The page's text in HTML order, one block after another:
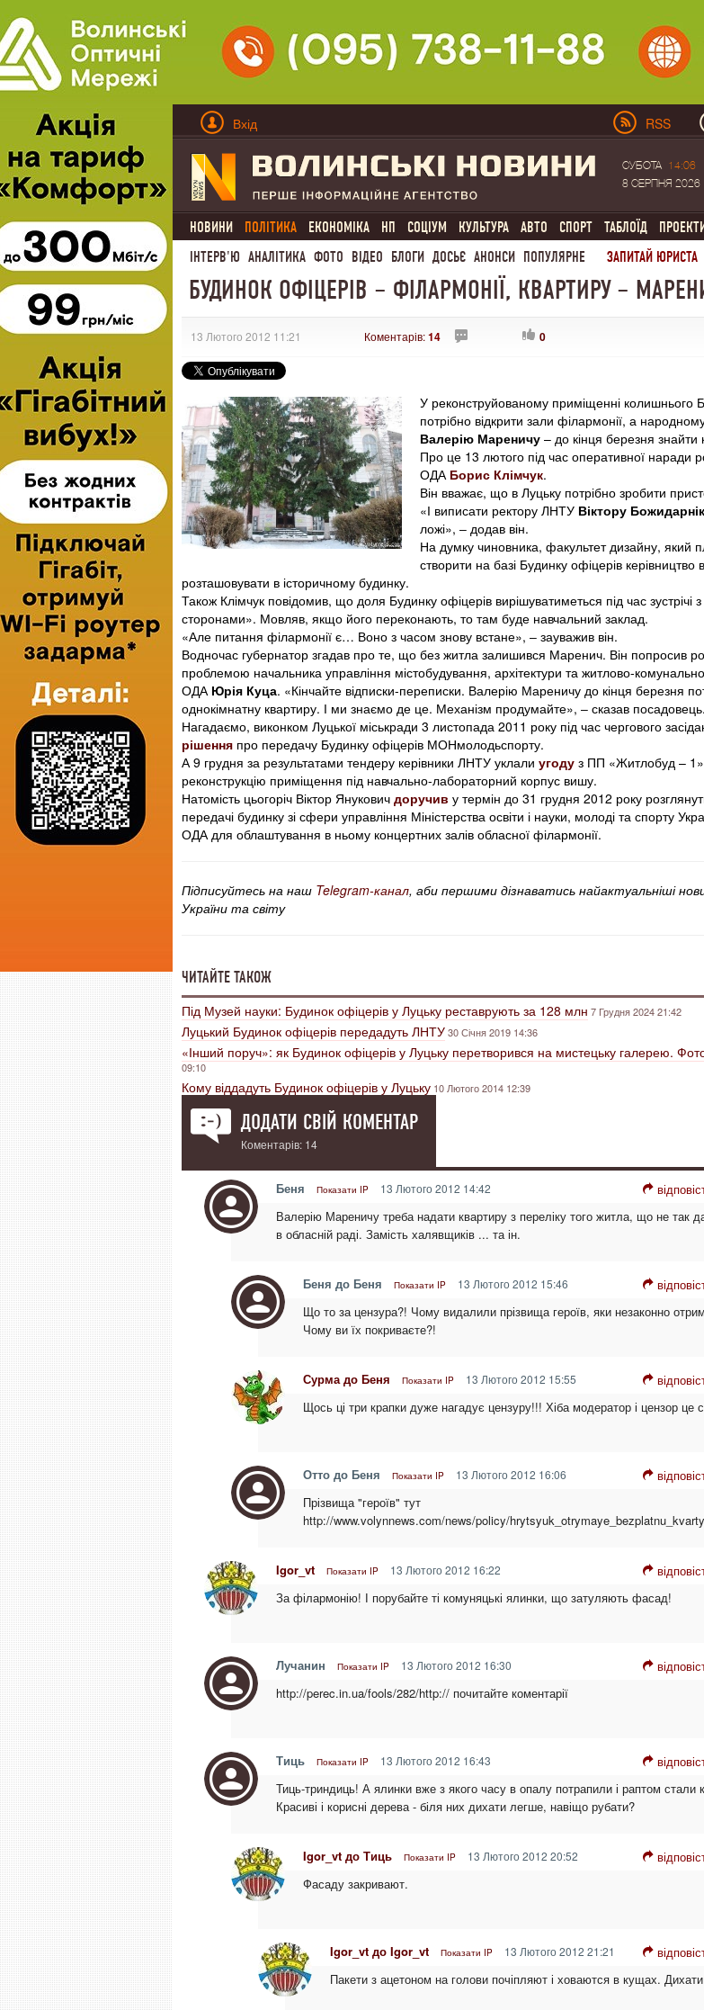
Вхід RSS
СУБОТА
14:06
8 СЕРПНЯ 2026
НОВИНИ ПОЛІТИКА ЕКОНОМІКА НП СОЦІУМ КУЛЬТУРА АВТО СПОРТ ТАБЛОЇД
ІНТЕРВ'Ю АНАЛІТИКА ФОТО ВІДЕО БЛОГИ ДОСЬЄ АНОНСИ ПОПУЛЯРНЕ ЗАПИТАЙ ЮРИСТА
БУДИНОК ОФІЦЕРІВ – ФІЛАРМОНІЇ, КВАРТИРУ –
13 Лютого 2012 11:21 Коментарів:14 0
У реконструйованому приміщенні колишнього
потрібно відкрити зали філармонії, а
Валерію Мареничу – до кінця березня знайти
Про це 13 лютого під час оперативної наради
ОДА Борис Клімчук.
Він вважає, що в Луцьку потрібно зробити
«І виписати ректору ЛНТУ Віктору
ложі», ‒ додав він.
На думку чиновника, факультет дизайну, який
створити на базі Будинку офіцерів
розташовувати в історичному будинку.
Також Клімчук повідомив, що доля Будинку офіцерів вирішуватиметься під час зустрічі
сторонами». Мовляв, якщо його переконають, то там буде навчальний заклад.
«Але питання філармонії є… Воно з часом знову встане», ‒ зауважив він.
Водночас губернатор згадав про те, що без житла залишився Маренич. Він попросив
проблемою начальника управління містобудування, архітектури та житлово-
ОДА Юрія Куца. «Кінчайте відписки-переписки. Валерію Мареничу до кінця березня
однокімнатну квартиру. І ми знаємо де це. Механізм продумайте», ‒ сказав посадовець.
Нагадаємо, виконком Луцької міськради 3 листопада 2011 року під час чергового
рішення про передачу Будинку офіцерів МОНмолодьспорту.
А 9 грудня за результатами тендеру керівники ЛНТУ уклали угоду з ПП «Житлобуд –
реконструкцію приміщення під навчально-лабораторний корпус вишу.
Натомість цьогоріч Віктор Янукович доручив у термін до 31 грудня 2012 року
передачі будинку зі сфери управління Міністерства освіти і науки, молоді та спорту
ОДА для облаштування в ньому концертних залів обласної філармонії.
Підписуйтесь на наш Telegram-канал, аби першими дізнаватись найактуальніші
України та світу
ЧИТАЙТЕ ТАКОЖ
Під Музей науки: Будинок офіцерів у Луцьку реставрують за 128 млн 7 Грудня 2024 21:42
Луцький Будинок офіцерів передадуть ЛНТУ30 Січня 2019 14:36
«Інший поруч»: як Будинок офіцерів у Луцьку перетворився на мистецьку галерею.
09:10
Кому віддадуть Будинок офіцерів у Луцьку 10 Лютого 2014 12:39
ДОДАТИ СВІЙ КОМЕНТАР
Коментарів: 14
Беня Показати IP 13 Лютого 2012 14:42
Валерію Мареничу треба надати квартиру з переліку того житла, що не так
в обласній раді. Замість халявщиків ... та ін.
Беня до Беня Показати IP 13 Лютого 2012 15:46
Що то за цензура?! Чому видалили прізвища героїв, яки незаконно
Чому ви їх покриваєте?!
Сурма до Беня Показати IP 13 Лютого 2012 15:55
Щось ці три крапки дуже нагадує цензуру!!! Хіба модератор і цензор це
Отто до Беня Показати IP 13 Лютого 2012 16:06
Прізвища "героїв" тут
http://www.volynnews.com/news/policy/
Igor_vt Показати IP 13 Лютого 2012 16:22
За філармонію! І порубайте ті комуняцькі ялинки, що затуляють фасад!
Лучанин Показати IP 13 Лютого 2012 16:30
http://perec.in.ua/fools/282/http:// почитайте коментарії
Тиць Показати IP 13 Лютого 2012 16:43
Тиць-триндиць! А ялинки вже з якого часу в опалу потрапили і раптом стали
Красиві і корисні дерева - біля них дихати легше, навіщо рубати?
Igor_vt до Тиць Показати IP 13 Лютого 2012 20:52
Фасаду закривают.
Igor_vt до Igor_vt Показати IP 13 Лютого 2012 21:21
Пакети з ацетоном на голови почіпляют і ховаются в кущах.